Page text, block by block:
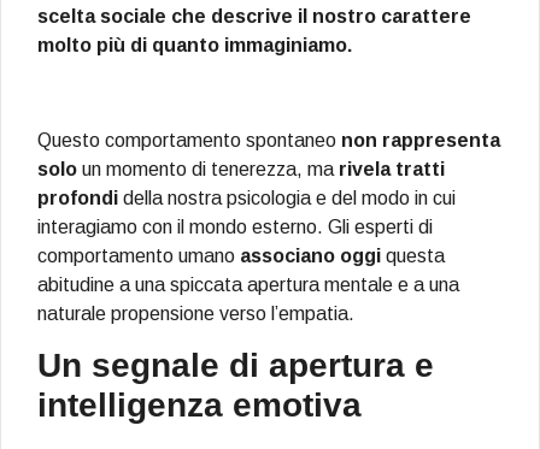
scelta sociale che descrive il nostro carattere
molto più di quanto immaginiamo.
Questo comportamento spontaneo non rappresenta
solo un momento di tenerezza, ma rivela tratti
profondi della nostra psicologia e del modo in cui
interagiamo con il mondo esterno. Gli esperti di
comportamento umano associano oggi questa
abitudine a una spiccata apertura mentale e a una
naturale propensione verso l’empatia.
Un segnale di apertura e
intelligenza emotiva